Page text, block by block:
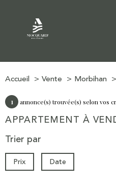
Accueil Vente Morbihan
1 annonce(s) trouvée(s) selon vos
APPARTEMENT À
Trier par
Prix Date